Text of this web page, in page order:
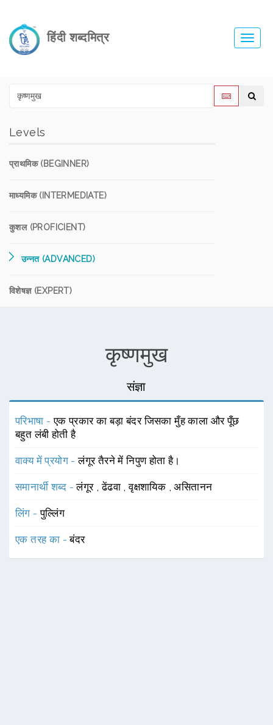
हिंदी शब्दमित्र
Levels
प्राथमिक (BEGINNER)
माध्यमिक (INTERMEDIATE)
कुशल (PROFICIENT)
उन्नत (ADVANCED)
विशेषज्ञ (EXPERT)
कृष्णमुख
संज्ञा
परिभाषा -एक प्रकार का बड़ा बंदर जिसका मुँह काला और पूँछ
बहुत लंबी होती है
वाक्य में प्रयोग -लंगूर तैरने में निपुण होता है।
समानार्थी शब्द -लंगूर ,ढेंढवा ,वृक्षशायिक ,असितानन
लिंग -पुल्लिंग
एक तरह का -बंदर